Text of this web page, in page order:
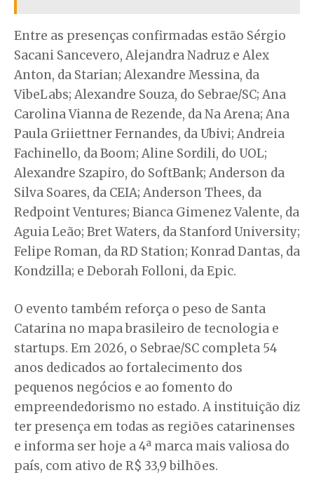
Entre as presenças confirmadas estão Sérgio
Sacani Sancevero, Alejandra Nadruz e Alex
Anton, da Starian; Alexandre Messina, da
VibeLabs; Alexandre Souza, do Sebrae/SC; Ana
Carolina Vianna de Rezende, da Na Arena; Ana
Paula Griiettner Fernandes, da Ubivi; Andreia
Fachinello, da Boom; Aline Sordili, do UOL;
Alexandre Szapiro, do SoftBank; Anderson da
Silva Soares, da CEIA; Anderson Thees, da
Redpoint Ventures; Bianca Gimenez Valente, da
Aguia Leão; Bret Waters, da Stanford University;
Felipe Roman, da RD Station; Konrad Dantas, da
Kondzilla; e Deborah Folloni, da Epic.
O evento também reforça o peso de Santa
Catarina no mapa brasileiro de tecnologia e
startups. Em 2026, o Sebrae/SC completa 54
anos dedicados ao fortalecimento dos
pequenos negócios e ao fomento do
empreendedorismo no estado. A instituição diz
ter presença em todas as regiões catarinenses
e informa ser hoje a 4ª marca mais valiosa do
país, com ativo de R$ 33,9 bilhões.